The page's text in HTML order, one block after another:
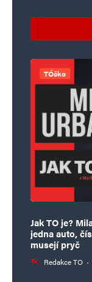
TÓčko
Jak TO je?
jedna auto,
musejí pryč
Redakce TO ·